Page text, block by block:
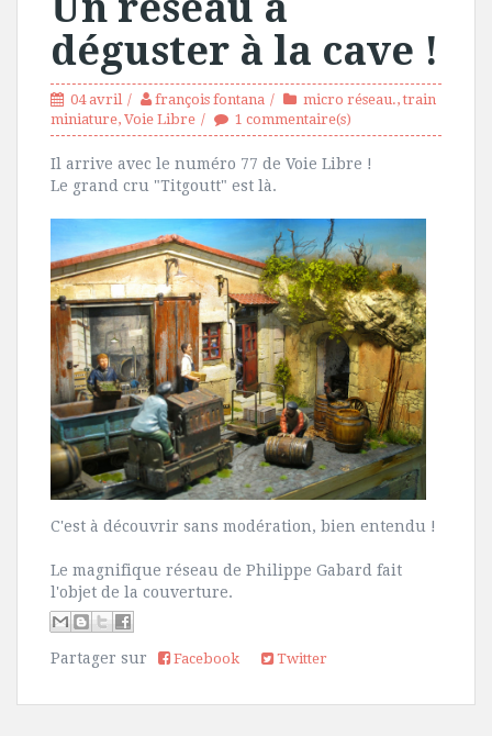
déguster à la cave !
04 avril françois fontana micro réseau., train
miniature, Voie Libre 1 commentaire(s)
Il arrive avec le numéro 77 de Voie Libre !
Le grand cru "Titgoutt" est là.
C'est à découvrir sans modération, bien entendu !
Le magnifique réseau de Philippe Gabard fait
l'objet de la couverture.
Partager sur Facebook Twitter